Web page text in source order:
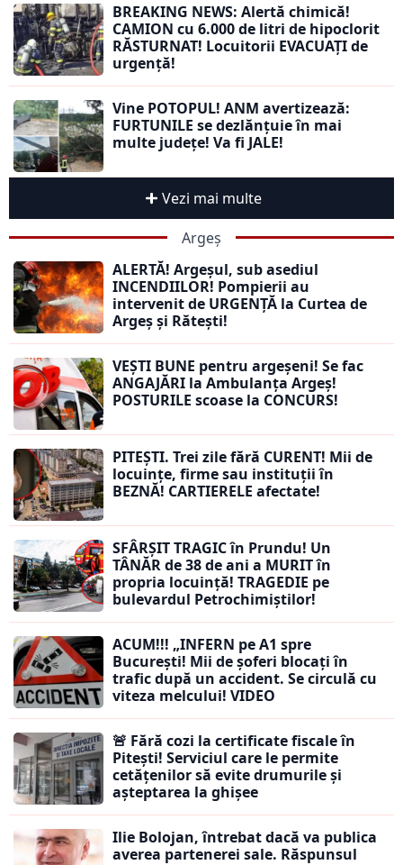
BREAKING NEWS: Alertă chimică!
CAMION cu 6.000 de litri de hipoclorit
RĂSTURNAT! Locuitorii EVACUAȚI de
urgență!
Vine POTOPUL! ANM avertizează:
FURTUNILE se dezlănțuie în mai
multe județe! Va fi JALE!
Vezi mai multe
Argeș
ALERTĂ! Argeșul, sub asediul
INCENDIILOR! Pompierii au
intervenit de URGENȚĂ la Curtea de
Argeș și Rătești!
VEȘTI BUNE pentru argeșeni! Se fac
ANGAJĂRI la Ambulanța Argeș!
POSTURILE scoase la CONCURS!
PITEȘTI. Trei zile fără CURENT! Mii de
locuințe, firme sau instituții în
BEZNĂ! CARTIERELE afectate!
SFÂRȘIT TRAGIC în Prundu! Un
TÂNĂR de 38 de ani a MURIT în
propria locuință! TRAGEDIE pe
bulevardul Petrochimiștilor!
ACUM!!! „INFERN pe A1 spre
București! Mii de șoferi blocați în
trafic după un accident. Se circulă cu
viteza melcului! VIDEO
🚨 Fără cozi la certificate fiscale în
Pitești! Serviciul care le permite
cetățenilor să evite drumurile și
așteptarea la ghișee
Ilie Bolojan, întrebat dacă va publica
averea partenerei sale. Răspunsul